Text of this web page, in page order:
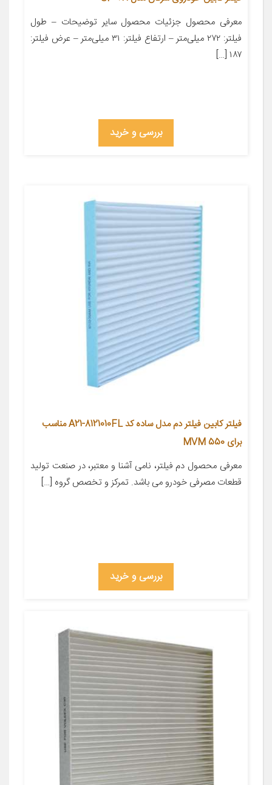
معرفی محصول جزئیات محصول سایر توضیحات – طول
فیلتر: ۲۷۲ میلی‌متر – ارتفاع فیلتر: ۳۱ میلی‌متر – عرض فیلتر:
۱۸۷ […]
بررسی و خرید
فیلتر کابین فیلتر دم مدل ساده کد A21-8121010FL مناسب
برای MVM 550
معرفی محصول دم فیلتر، نامی آشنا و معتبر، در صنعت تولید
قطعات مصرفی خودرو می باشد. تمرکز و تخصص گروه […]
بررسی و خرید